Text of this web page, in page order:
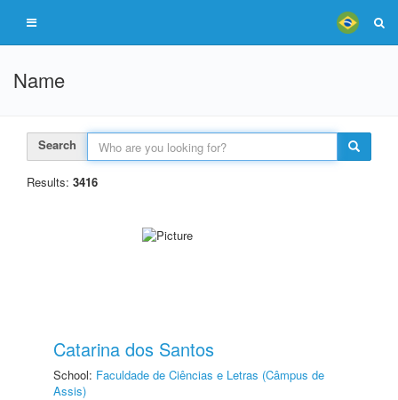
Name
Search
Results: 3416
Catarina dos Santos
School: Faculdade de Ciências e Letras (Câmpus de
Assis)